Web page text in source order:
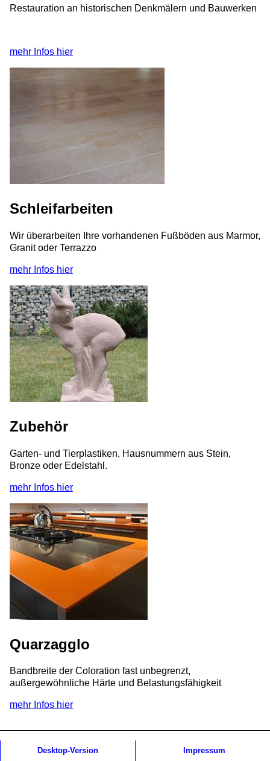
Restauration an historischen Denkmälern und Bauwerken
mehr Infos hier
Schleifarbeiten
Wir überarbeiten Ihre vorhandenen Fußböden aus Marmor,
Granit oder Terrazzo
mehr Infos hier
Zubehör
Garten- und Tierplastiken, Hausnummern aus Stein,
Bronze oder Edelstahl.
mehr Infos hier
Quarzagglo
Bandbreite der Coloration fast unbegrenzt,
außergewöhnliche Härte und Belastungsfähigkeit
mehr Infos hier
Desktop-Version Impressum